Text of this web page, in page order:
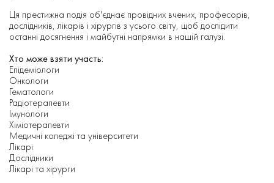
Ця престижна подія об'єднає провідних вчених, професорів,
дослідників, лікарів і хірургів з усього світу, щоб дослідити
останні досягнення і майбутні напрямки в нашій галузі.
Хто може взяти участь:
Епідеміологи
Онкологи
Гематологи
Радіотерапевти
Імунологи
Хіміотерапевти
Медичні коледжі та університети
Лікарі
Дослідники
Лікарі та хірурги